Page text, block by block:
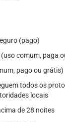
(pago)
comum, paga
pago ou grátis)
todos os
locais
de 28 noites